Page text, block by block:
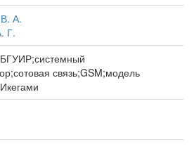
А.
Г.
связь;GSM;модель